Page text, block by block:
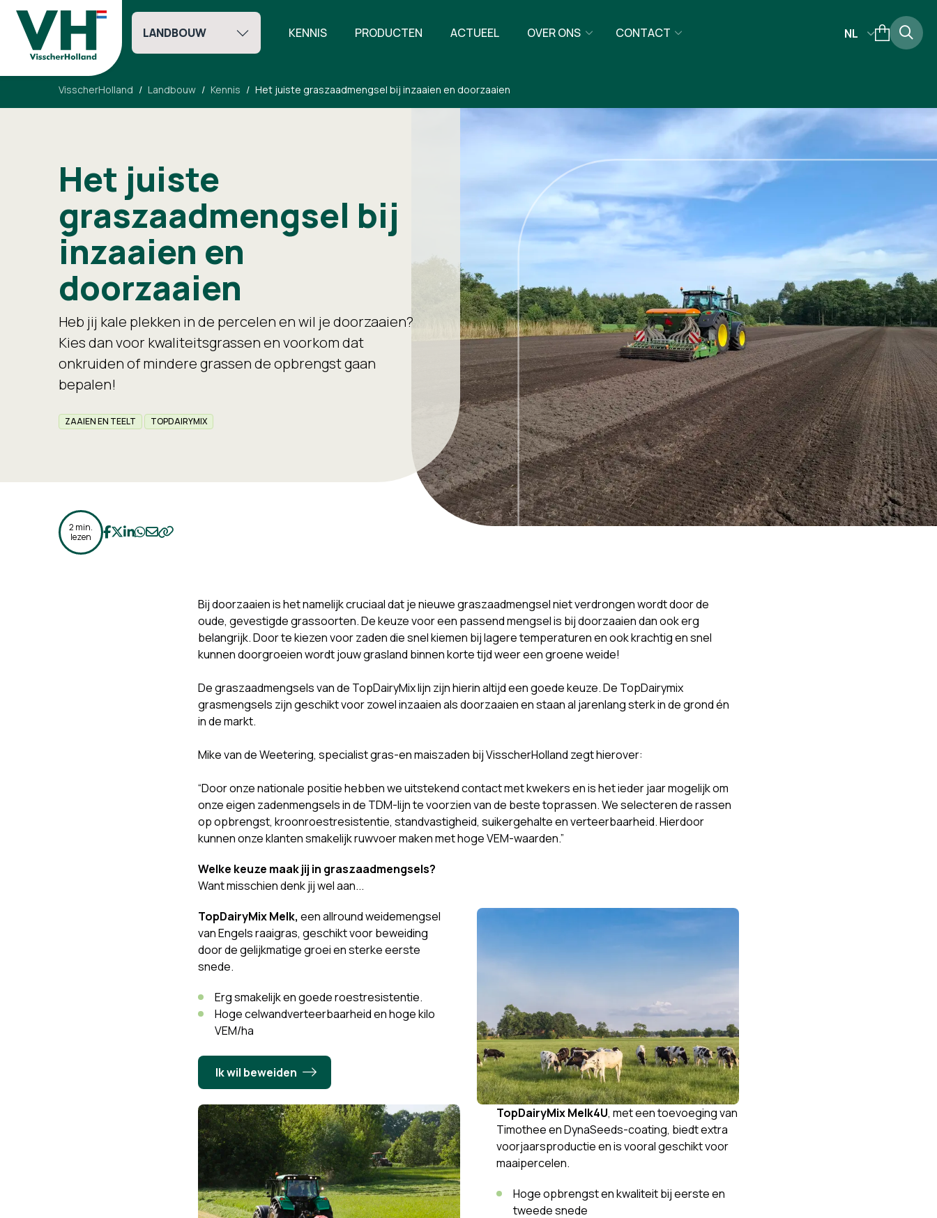
LANDBOUW KENNIS PRODUCTEN ACTUEEL OVER ONS CONTACT NL
VisscherHolland Landbouw Kennis Het juiste graszaadmengsel bij inzaaien en doorzaaien
Het juiste
graszaadmengsel bij
inzaaien en
doorzaaien
Heb jij kale plekken in de percelen en wil je doorzaaien?
Kies dan voor kwaliteitsgrassen en voorkom dat
onkruiden of mindere grassen de opbrengst gaan
bepalen!
ZAAIEN EN TEELT TOPDAIRYMIX
2 min.
lezen
Deel op Facebook
Deel op Twitter
Deel op LinkedIn
Deel op WhatsApp
Deel op Email
Kopieer naar klembord
Bij doorzaaien is het namelijk cruciaal dat je nieuwe graszaadmengsel niet verdrongen wordt door de
oude, gevestigde grassoorten. De keuze voor een passend mengsel is bij doorzaaien dan ook erg
belangrijk. Door te kiezen voor zaden die snel kiemen bij lagere temperaturen en ook krachtig en snel
kunnen doorgroeien wordt jouw grasland binnen korte tijd weer een groene weide!
De graszaadmengsels van de TopDairyMix lijn zijn hierin altijd een goede keuze. De TopDairymix
grasmengsels zijn geschikt voor zowel inzaaien als doorzaaien en staan al jarenlang sterk in de grond én
in de markt.
Mike van de Weetering, specialist gras-en maiszaden bij VisscherHolland zegt hierover:
“Door onze nationale positie hebben we uitstekend contact met kwekers en is het ieder jaar mogelijk om
onze eigen zadenmengsels in de TDM-lijn te voorzien van de beste toprassen. We selecteren de rassen
op opbrengst, kroonroestresistentie, standvastigheid, suikergehalte en verteerbaarheid. Hierdoor
kunnen onze klanten smakelijk ruwvoer maken met hoge VEM-waarden.”
Welke keuze maak jij in graszaadmengsels?
Want misschien denk jij wel aan...
TopDairyMix Melk, een allround weidemengsel
van Engels raaigras, geschikt voor beweiding
door de gelijkmatige groei en sterke eerste
snede.
Erg smakelijk en goede roestresistentie.
Hoge celwandverteerbaarheid en hoge kilo
VEM/ha
Ik wil beweiden
TopDairyMix Melk4U, met een toevoeging van
Timothee en DynaSeeds-coating, biedt extra
voorjaarsproductie en is vooral geschikt voor
maaipercelen.
Hoge opbrengst en kwaliteit bij eerste en
tweede snede